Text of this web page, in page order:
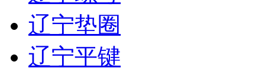
辽宁垫圈
辽宁平键